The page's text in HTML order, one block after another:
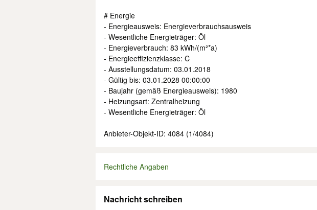
# Energie
- Energieausweis: Energieverbrauchsausweis
- Wesentliche Energieträger: Öl
- Energieverbrauch: 83 kWh/(m²*a)
- Energieeffizienzklasse: C
- Ausstellungsdatum: 03.01.2018
- Gültig bis: 03.01.2028 00:00:00
- Baujahr (gemäß Energieausweis): 1980
- Heizungsart: Zentralheizung
- Wesentliche Energieträger: Öl
Anbieter-Objekt-ID: 4084 (1/4084)
Rechtliche Angaben
Nachricht schreiben